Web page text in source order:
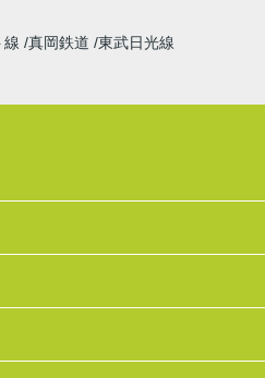
線 真岡鉄道 東武日光線